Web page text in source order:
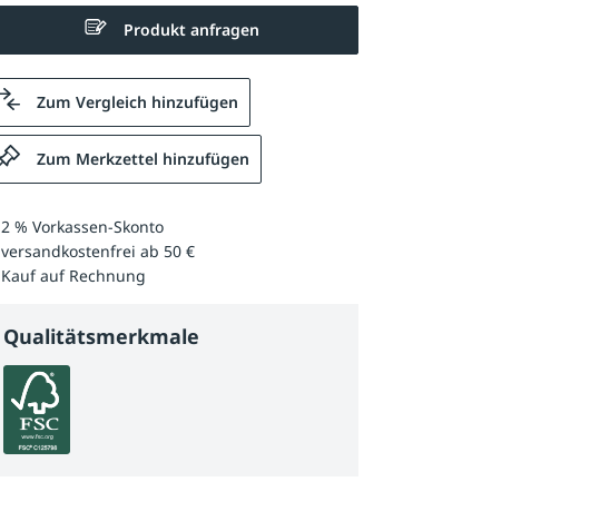
Produkt anfragen
Zum Vergleich hinzufügen
Zum Merkzettel hinzufügen
2 % Vorkassen-Skonto
versandkostenfrei ab 50 €
Kauf auf Rechnung
Qualitätsmerkmale